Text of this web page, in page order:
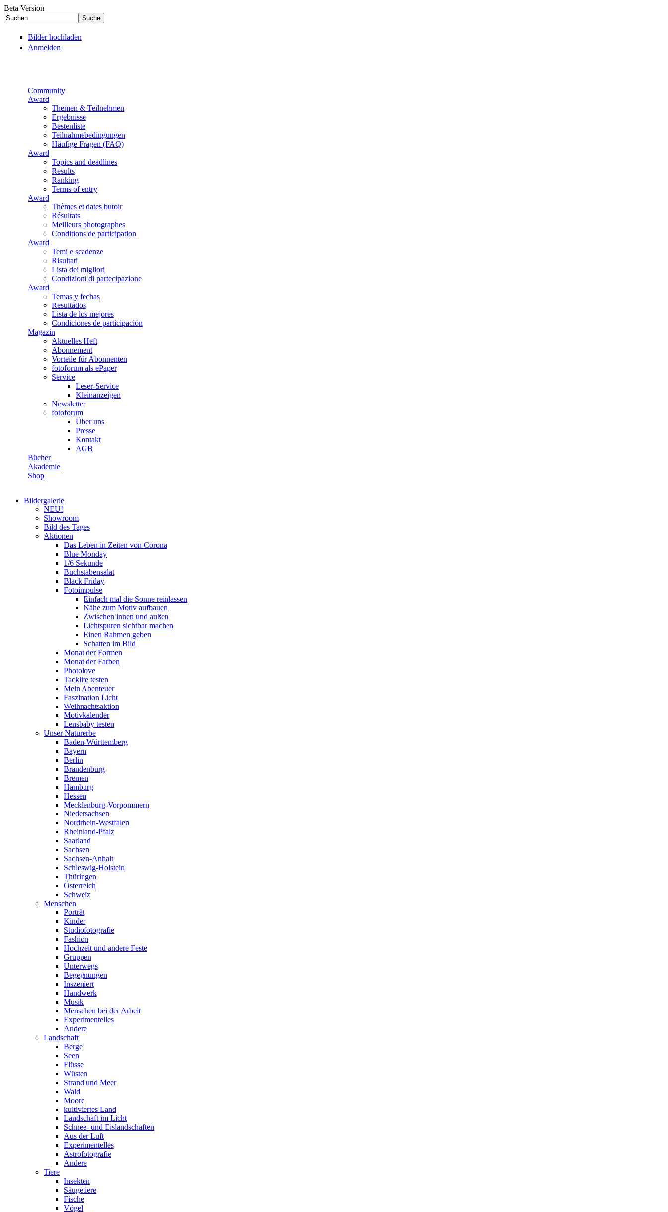
Direkt zum Inhalt
Beta Version
Suchen
Bilder hochladen
Anmelden
Community
Award
Themen & Teilnehmen
Ergebnisse
Bestenliste
Teilnahmebedingungen
Häufige Fragen (FAQ)
Award
Topics and deadlines
Results
Ranking
Terms of entry
Award
Thèmes et dates butoir
Résultats
Meilleurs photographes
Conditions de participation
Award
Temi e scadenze
Risultati
Lista dei migliori
Condizioni di partecipazione
Award
Temas y fechas
Resultados
Lista de los mejores
Condiciones de participación
Magazin
Aktuelles Heft
Abonnement
Vorteile für Abonnenten
fotoforum als ePaper
Service
Leser-Service
Kleinanzeigen
Newsletter
fotoforum
Über uns
Presse
Kontakt
AGB
Bücher
Akademie
Shop
Bildergalerie
NEU!
Showroom
Bild des Tages
Aktionen
Das Leben in Zeiten von Corona
Blue Monday
1/6 Sekunde
Buchstabensalat
Black Friday
Fotoimpulse
Einfach mal die Sonne reinlassen
Nähe zum Motiv aufbauen
Zwischen innen und außen
Lichtspuren sichtbar machen
Einen Rahmen geben
Schatten im Bild
Monat der Formen
Monat der Farben
Photolove
Tacklite testen
Mein Abenteuer
Faszination Licht
Weihnachtsaktion
Motivkalender
Lensbaby testen
Unser Naturerbe
Baden-Württemberg
Bayern
Berlin
Brandenburg
Bremen
Hamburg
Hessen
Mecklenburg-Vorpommern
Niedersachsen
Nordrhein-Westfalen
Rheinland-Pfalz
Saarland
Sachsen
Sachsen-Anhalt
Schleswig-Holstein
Thüringen
Österreich
Schweiz
Menschen
Porträt
Kinder
Studiofotografie
Fashion
Hochzeit und andere Feste
Gruppen
Unterwegs
Begegnungen
Inszeniert
Handwerk
Musik
Menschen bei der Arbeit
Experimentelles
Andere
Landschaft
Berge
Seen
Flüsse
Wüsten
Strand und Meer
Wald
Moore
kultiviertes Land
Landschaft im Licht
Schnee- und Eislandschaften
Aus der Luft
Experimentelles
Astrofotografie
Andere
Tiere
Insekten
Säugetiere
Fische
Vögel